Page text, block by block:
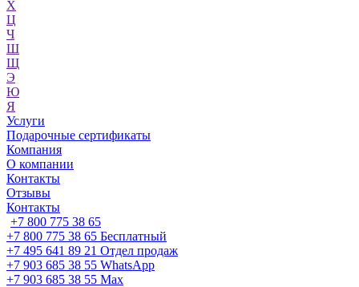
Х
Ц
Ч
Ш
Щ
Э
Ю
Я
Услуги
Подарочные сертификаты
Компания
О компании
Контакты
Отзывы
Контакты
+7 800 775 38 65
+7 800 775 38 65 Бесплатный
+7 495 641 89 21 Отдел продаж
+7 903 685 38 55 WhatsApp
+7 903 685 38 55 Max